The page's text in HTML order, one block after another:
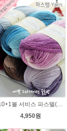
10+1볼 서비스 파스텔(Pastel) 뜨개질 그라데이션 털실 나염뜨개실
4,950원